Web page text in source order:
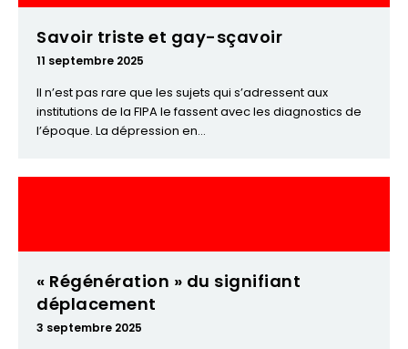
Savoir triste et gay-sçavoir
11 septembre 2025
Il n’est pas rare que les sujets qui s’adressent aux
institutions de la FIPA le fassent avec les diagnostics de
l’époque. La dépression en...
« Régénération » du signifiant
déplacement
3 septembre 2025